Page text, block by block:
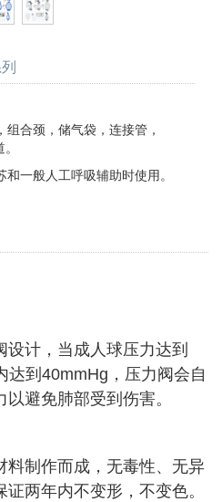
合颈，储气袋，连接管，
一般人工呼吸辅助时使用。
计，当成人球压力达到
达到40mmHg，压力阀会自
避免肺部受到伤害。
料制作而成，无毒性、无异
两年内不变形，不变色。